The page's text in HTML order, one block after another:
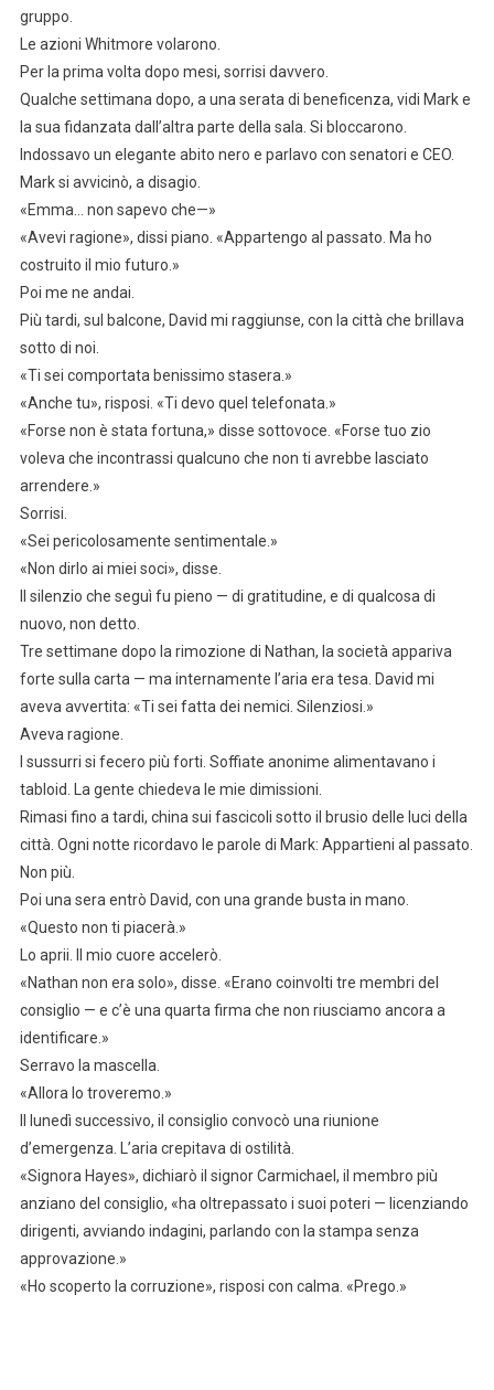
gruppo.
Le azioni Whitmore volarono.
Per la prima volta dopo mesi, sorrisi davvero.
Qualche settimana dopo, a una serata di beneficenza, vidi Mark e
la sua fidanzata dall’altra parte della sala. Si bloccarono.
Indossavo un elegante abito nero e parlavo con senatori e CEO.
Mark si avvicinò, a disagio.
«Emma… non sapevo che—»
«Avevi ragione», dissi piano. «Appartengo al passato. Ma ho
costruito il mio futuro.»
Poi me ne andai.
Più tardi, sul balcone, David mi raggiunse, con la città che brillava
sotto di noi.
«Ti sei comportata benissimo stasera.»
«Anche tu», risposi. «Ti devo quel telefonata.»
«Forse non è stata fortuna,» disse sottovoce. «Forse tuo zio
voleva che incontrassi qualcuno che non ti avrebbe lasciato
arrendere.»
Sorrisi.
«Sei pericolosamente sentimentale.»
«Non dirlo ai miei soci», disse.
Il silenzio che seguì fu pieno — di gratitudine, e di qualcosa di
nuovo, non detto.
Tre settimane dopo la rimozione di Nathan, la società appariva
forte sulla carta — ma internamente l’aria era tesa. David mi
aveva avvertita: «Ti sei fatta dei nemici. Silenziosi.»
Aveva ragione.
I sussurri si fecero più forti. Soffiate anonime alimentavano i
tabloid. La gente chiedeva le mie dimissioni.
Rimasi fino a tardi, china sui fascicoli sotto il brusio delle luci della
città. Ogni notte ricordavo le parole di Mark: Appartieni al passato.
Non più.
Poi una sera entrò David, con una grande busta in mano.
«Questo non ti piacerà.»
Lo aprii. Il mio cuore accelerò.
«Nathan non era solo», disse. «Erano coinvolti tre membri del
consiglio — e c’è una quarta firma che non riusciamo ancora a
identificare.»
Serravo la mascella.
«Allora lo troveremo.»
Il lunedì successivo, il consiglio convocò una riunione
d’emergenza. L’aria crepitava di ostilità.
«Signora Hayes», dichiarò il signor Carmichael, il membro più
anziano del consiglio, «ha oltrepassato i suoi poteri — licenziando
dirigenti, avviando indagini, parlando con la stampa senza
approvazione.»
«Ho scoperto la corruzione», risposi con calma. «Prego.»